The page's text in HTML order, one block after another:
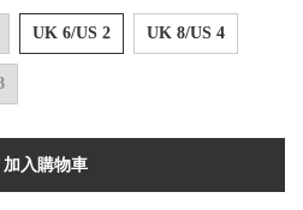
UK 6/US 2 UK 8/US 4
加入購物車